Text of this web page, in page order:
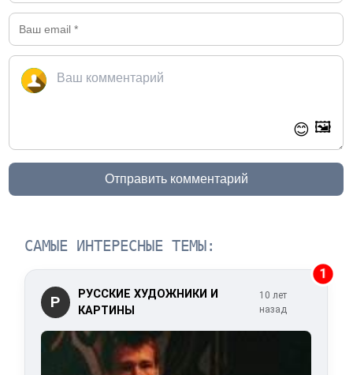
😊 🖼️
Отправить комментарий
САМЫЕ ИНТЕРЕСНЫЕ ТЕМЫ:
1
Р
РУССКИЕ ХУДОЖНИКИ И
КАРТИНЫ
10 лет
назад